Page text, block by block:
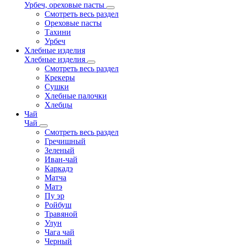
Урбеч, ореховые пасты
Смотреть весь раздел
Ореховые пасты
Тахини
Урбеч
Хлебные изделия
Хлебные изделия
Смотреть весь раздел
Крекеры
Сушки
Хлебные палочки
Хлебцы
Чай
Чай
Смотреть весь раздел
Гречишный
Зеленый
Иван-чай
Каркадэ
Матча
Матэ
Пу эр
Ройбуш
Травяной
Улун
Чага чай
Черный